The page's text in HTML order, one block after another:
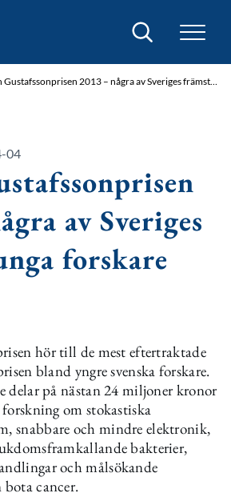
Sök
2013 – några av Sveriges främsta unga forskare belönas
04
av Sveriges
forskare
hör till de mest eftertraktade
bland yngre svenska forskare.
delar på nästan 24 miljoner kronor
om stokastiska
snabbare och mindre elektronik,
bakterier,
och målsökande
bota cancer.